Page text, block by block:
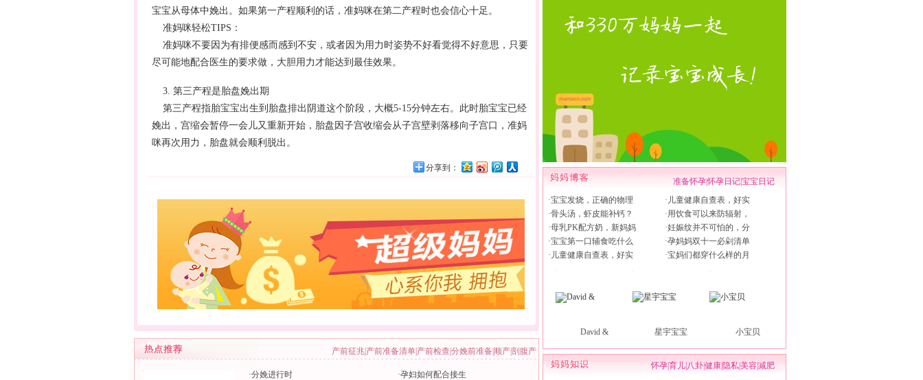
宝宝从母体中娩出。如果第一产程顺利的话，准妈咪在第二产程时也会信心十足。
准妈咪轻松TIPS：
准妈咪不要因为有排便感而感到不安，或者因为用力时姿势不好看觉得不好意思，只要
尽可能地配合医生的要求做，大胆用力才能达到最佳效果。
3. 第三产程是胎盘娩出期
第三产程指胎宝宝出生到胎盘排出阴道这个阶段，大概5-15分钟左右。此时胎宝宝已经
娩出，宫缩会暂停一会儿又重新开始，胎盘因子宫收缩会从子宫壁剥落移向子宫口，准妈
咪再次用力，胎盘就会顺利脱出。
分享到：
产前征兆 产前准备清单 产前检查 分娩前准备 顺产剖腹产
·分娩进行时
·孕妇如何配合接生
准备怀孕|怀孕日记|宝宝日记
·宝宝发烧，正确的物理
·骨头汤，虾皮能补钙？
·母乳PK配方奶，新妈妈
·宝宝第一口辅食吃什么
· 儿童健康自查表，好实
· 儿童健康自查表，好实
·用饮食可以来防辐射，
·妊娠纹并不可怕的，分
·孕妈妈双十一必剁清单
·宝妈们都穿什么样的月
David & 星宇宝宝 小宝贝
怀孕|育儿| 八卦|健康| 隐私|美容|减肥